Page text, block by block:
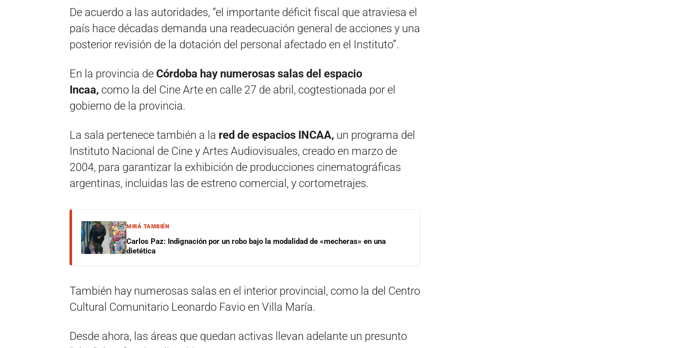
De acuerdo a las autoridades, “el importante déficit fiscal que atraviesa el
país hace décadas demanda una readecuación general de acciones y una
posterior revisión de la dotación del personal afectado en el Instituto”.
En la provincia de Córdoba hay numerosas salas del espacio
Incaa, como la del Cine Arte en calle 27 de abril, cogtestionada por el
gobierno de la provincia.
La sala pertenece también a la red de espacios INCAA, un programa del
Instituto Nacional de Cine y Artes Audiovisuales, creado en marzo de
2004, para garantizar la exhibición de producciones cinematográficas
argentinas, incluidas las de estreno comercial, y cortometrajes.
MIRÁ TAMBIÉN
Carlos Paz: Indignación por un robo bajo la modalidad de «mecheras» en una
dietética
También hay numerosas salas en el interior provincial, como la del Centro
Cultural Comunitario Leonardo Favio en Villa María.
Desde ahora, las áreas que quedan activas llevan adelante un presunto